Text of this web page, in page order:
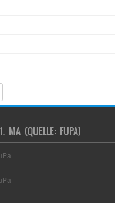
MA (QUELLE: FUPA)